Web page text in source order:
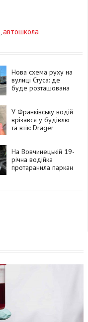
автошкола
Нова схема руху на
вулиці Стуса: де
буде розташована
У Франківську водій
врізався у будівлю
та втік: Drager
На Вовчинецькій 19-
річна водійка
протаранила паркан